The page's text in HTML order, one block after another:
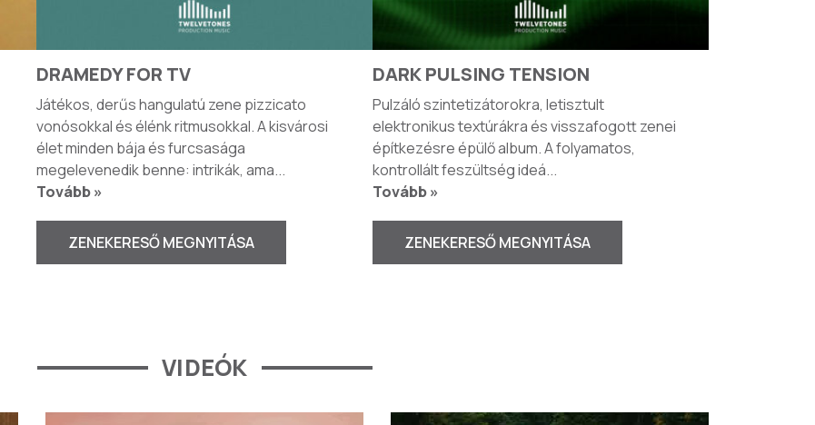
DRAMEDY FOR TV
Játékos, derűs hangulatú zene pizzicato
vonósokkal és élénk ritmusokkal. A kisvárosi
élet minden bája és furcsasága
megelevenedik benne: intrikák, ama...
Tovább »
ZENEKERESŐ MEGNYITÁSA
DARK PULSING TENSION
Pulzáló szintetizátorokra, letisztult
elektronikus textúrákra és visszafogott zenei
építkezésre épülő album. A folyamatos,
kontrollált feszültség ideá...
Tovább »
ZENEKERESŐ MEGNYITÁSA
VIDEÓK